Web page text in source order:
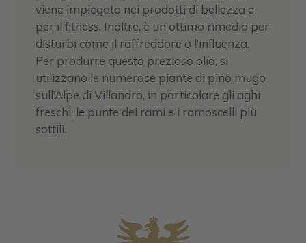
viene impiegato nei prodotti di bellezza e
per il fitness. Inoltre, è un ottimo rimedio per
disturbi come il raffreddore o l’influenza.
Per produrre questo prezioso olio, si
utilizzano le numerose piante di pino mugo
sull’Alpe di Villandro, in particolare gli aghi
freschi, le punte dei rami e i ramoscelli più
sottili.